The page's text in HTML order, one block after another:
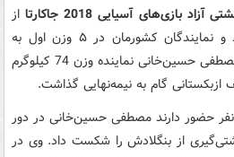
آزاد بازی‌های آسیایی 2018 جاکارتا
از
صبح امروز (یکشنبه) آغاز شد و نمایندگان کشورمان در ۵ وزن اول به
مصاف حریفان خود رفتند که مصطفی حسین‌خانی نماینده وزن 74 کیلوگرم
ازبکستانی گام به نیمه‌نهایی گذاشت.
در وزن 74 کیلوگرم نیز که 21 نفر حضور دارند مصطفی حسین‌خانی در دور
10 بر صفر کشتی‌گیری از بنگلادش را شکست داد. وی در